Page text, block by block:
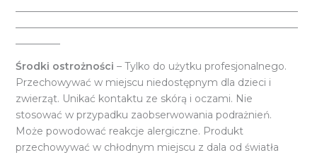
Środki ostrożności – Tylko do użytku profesjonalnego.
Przechowywać w miejscu niedostępnym dla dzieci i
zwierząt. Unikać kontaktu ze skórą i oczami. Nie
stosować w przypadku zaobserwowania podrażnień.
Może powodować reakcje alergiczne. Produkt
przechowywać w chłodnym miejscu z dala od światła